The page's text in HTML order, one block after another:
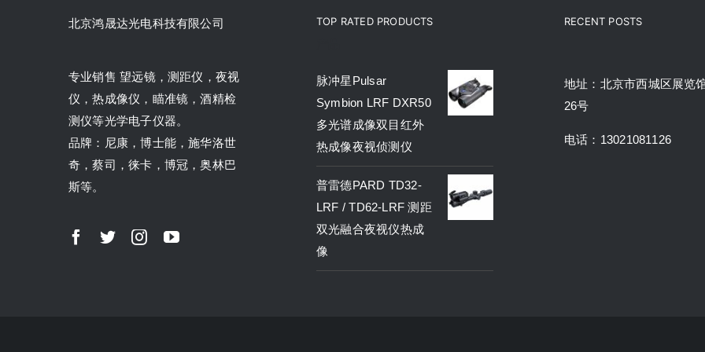
北京鸿晟达光电科技有限公司
专业销售 望远镜，测距仪，夜视
仪，热成像仪，瞄准镜，酒精检
测仪等光学电子仪器。
品牌：尼康，博士能，施华洛世
奇，蔡司，徕卡，博冠，奥林巴
斯等。
TOP RATED PRODUCTS
脉冲星Pulsar
Symbion LRF DXR50
多光谱成像双目红外
热成像夜视侦测仪
普雷德PARD TD32-
LRF / TD62-LRF 测距
双光融合夜视仪热成
像
RECENT POSTS
地址：北京市西城区展览
26号
电话：13021081126